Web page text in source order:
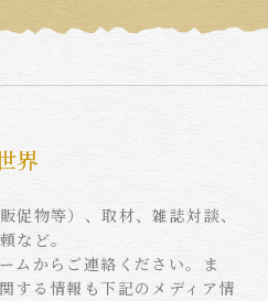
界
促物等）、取材、雑誌対談、
など。
ムからご連絡ください。ま
する情報も下記のメディア情